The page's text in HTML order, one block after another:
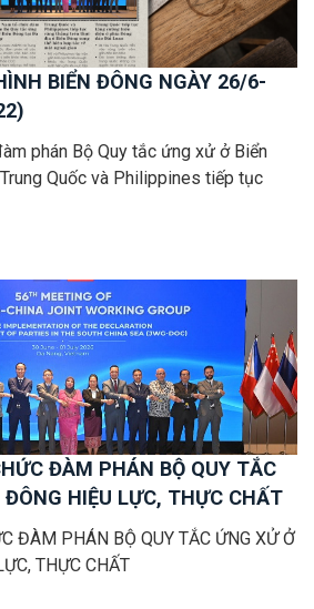
BIỂN ĐÔNG NGÀY 26/6-
phán Bộ Quy tắc ứng xử ở Biển
Quốc và Philippines tiếp tục
ĐÀM PHÁN BỘ QUY TẮC
ĐÔNG HIỆU LỰC, THỰC CHẤT
ĐÀM PHÁN BỘ QUY TẮC ỨNG XỬ Ở
THỰC CHẤT